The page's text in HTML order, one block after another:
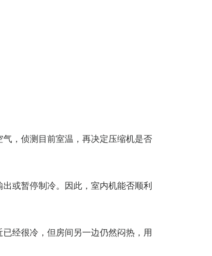
，侦测目前室温，再决定压缩机是否
或暂停制冷。因此，室内机能否顺利
经很冷，但房间另一边仍然闷热，用